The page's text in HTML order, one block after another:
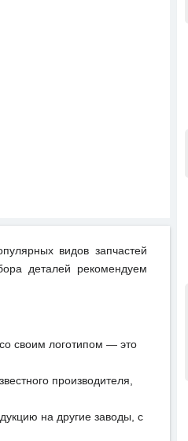
видов запчастей
деталей рекомендуем
своим логотипом — это
производителя,
на другие заводы, с